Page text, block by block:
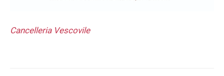
Cancelleria Vescovile